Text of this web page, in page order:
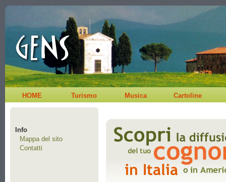
HOME Turismo Musica Cartoline
Info
Mappa del sito
Contatti